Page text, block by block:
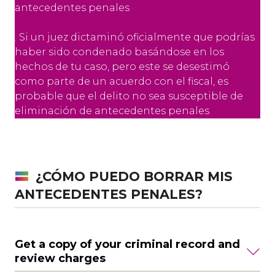
antecedentes penales
. Si un juez dictaminó oficialmente que podrías
haber sido condenado basándose en los
hechos de tu caso, pero este se desestimó
como parte de un acuerdo con el fiscal, es
probable que el delito no sea susceptible de
eliminación de antecedentes penales
¿CÓMO PUEDO BORRAR MIS
ANTECEDENTES PENALES?
Get a copy of your criminal record and
review charges